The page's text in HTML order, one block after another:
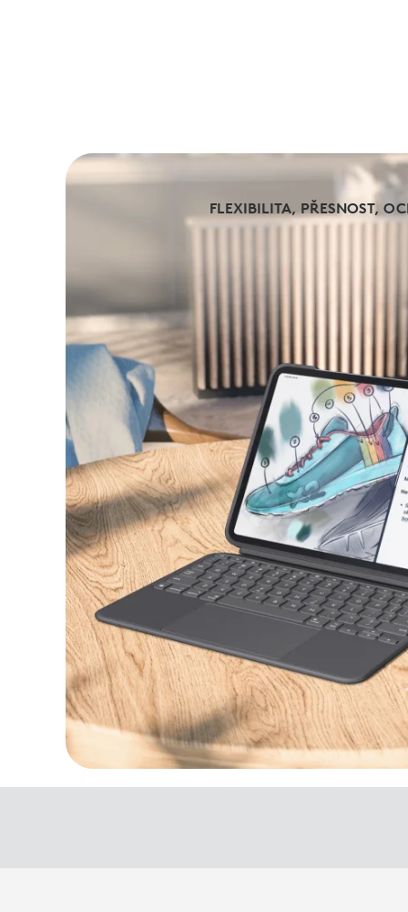
FLEXIBILITA, PŘESNOST,
FLEXIBILITA, PŘESNOST,